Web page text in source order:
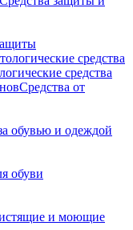
средства
Средства от
обувью и одеждой
обуви
и моющие